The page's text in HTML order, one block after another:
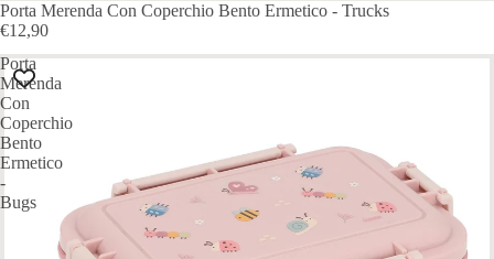
Porta Merenda Con Coperchio Bento Ermetico - Trucks
€12,90
Porta
Merenda
Con
Coperchio
Bento
Ermetico
-
Bugs